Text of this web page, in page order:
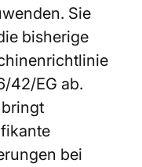
Sie
bisherige
42/EG ab.
bei